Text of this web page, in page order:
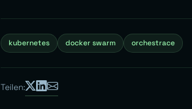
kubernetes docker swarm orchestrace
Teilen: